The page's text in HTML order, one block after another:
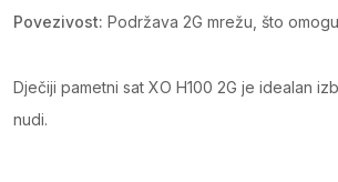
Povezivost: Podržava 2G mrežu, što
Dječiji pametni sat XO H100 2G je idealan
nudi.